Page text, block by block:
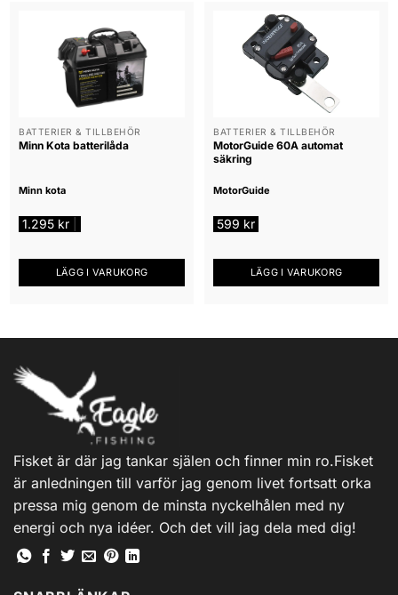
BATTERIER & TILLBEHÖR
Minn Kota batterilåda
Minn kota
1.295 kr
LÄGG I VARUKORG
BATTERIER & TILLBEHÖR
MotorGuide 60A automat
säkring
MotorGuide
599 kr
LÄGG I VARUKORG
Fisket är där jag tankar själen och finner min ro.Fisket
är anledningen till varför jag genom livet fortsatt orka
pressa mig genom de minsta nyckelhålen med ny
energi och nya idéer. Och det vill jag dela med dig!